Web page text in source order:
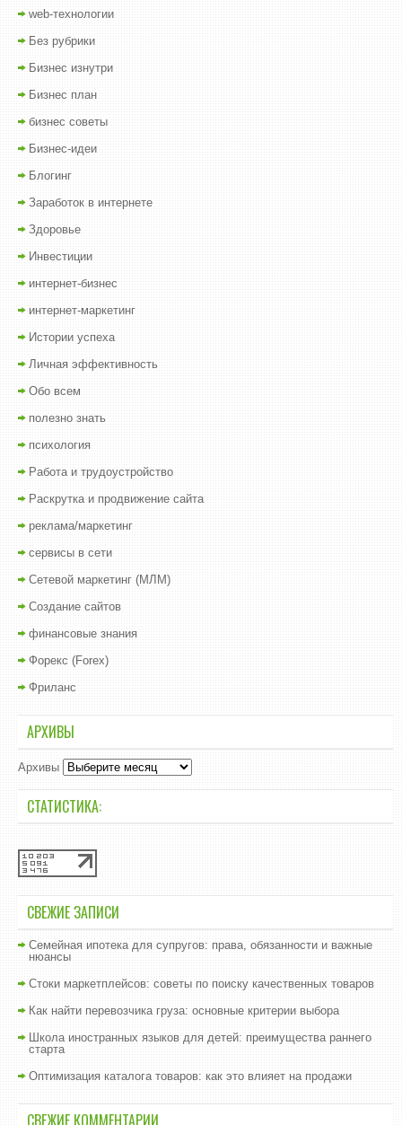
web-технологии
Без рубрики
Бизнес изнутри
Бизнес план
бизнес советы
Бизнес-идеи
Блогинг
Заработок в интернете
Здоровье
Инвестиции
интернет-бизнес
интернет-маркетинг
Истории успеха
Личная эффективность
Обо всем
полезно знать
психология
Работа и трудоустройство
Раскрутка и продвижение сайта
реклама/маркетинг
сервисы в сети
Сетевой маркетинг (МЛМ)
Создание сайтов
финансовые знания
Форекс (Forex)
Фриланс
АРХИВЫ
Архивы
СТАТИСТИКА:
СВЕЖИЕ ЗАПИСИ
Семейная ипотека для супругов: права, обязанности и важные
нюансы
Стоки маркетплейсов: советы по поиску качественных товаров
Как найти перевозчика груза: основные критерии выбора
Школа иностранных языков для детей: преимущества раннего
старта
Оптимизация каталога товаров: как это влияет на продажи
СВЕЖИЕ КОММЕНТАРИИ